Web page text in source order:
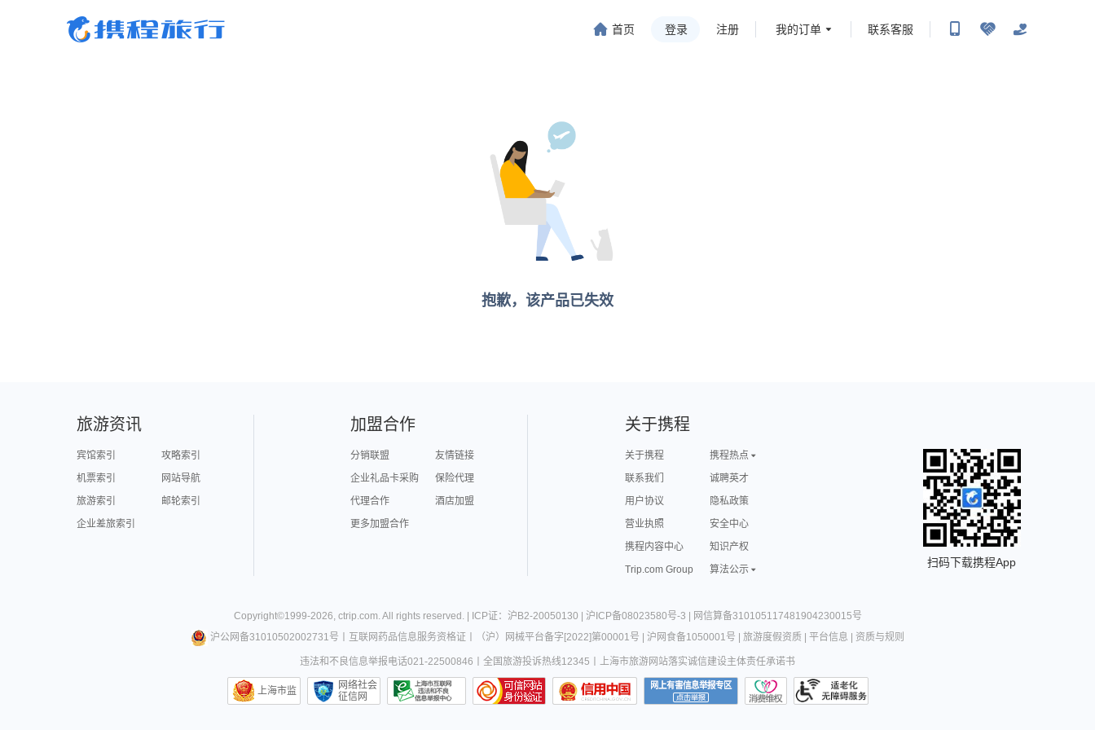
首页 登录 注册 我的订单 联系客服
抱歉，该产品已失效
旅游资讯
宾馆索引
攻略索引
机票索引
网站导航
旅游索引
邮轮索引
企业差旅索引
加盟合作
分销联盟
友情链接
企业礼品卡采购
保险代理
代理合作
酒店加盟
更多加盟合作
关于携程
关于携程
携程热点
联系我们
诚聘英才
用户协议
隐私政策
营业执照
安全中心
携程内容中心
知识产权
Trip.com Group
算法公示
扫码下载携程App
Copyright©1999-2026, ctrip.com. All rights reserved. | ICP证：沪B2-20050130 沪ICP备08023580号-3
网信算备310105117481904230015号
沪公网备31010502002731号
互联网药品信息服务资格证 （沪）网械平台备字[2022]第00001号 沪网食备1050001号 旅游度假资质| 平台信息 资质与规则
违法和不良信息举报电话021-22500846 全国旅游投诉热线12345 上海市旅游网站落实诚信建设主体责任承诺书
上海市监
网络社会
征信网